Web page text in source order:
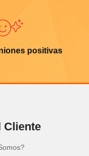
positivas
Cliente